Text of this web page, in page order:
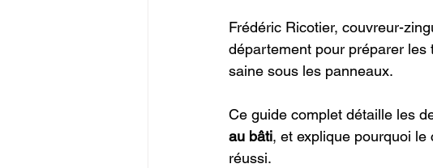
Frédéric Ricotier, couvreur-
département pour préparer
saine sous les panneaux.
Ce guide complet détaille les
au bâti, et explique pourquoi
réussi.